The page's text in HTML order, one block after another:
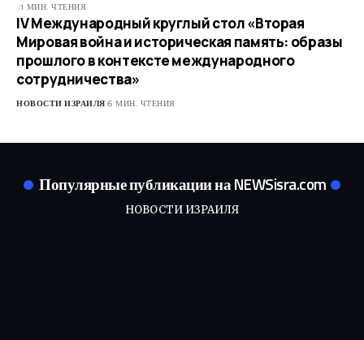
1 МИН. ЧТЕНИЯ
ІV Международный круглый стол «Вторая
Мировая война и историческая память: образы
прошлого в контексте международного
сотрудничества»
НОВОСТИ ИЗРАИЛЯ 6 МИН. ЧТЕНИЯ
Популярные публикации на NEWSisra.com
НОВОСТИ ИЗРАИЛЯ